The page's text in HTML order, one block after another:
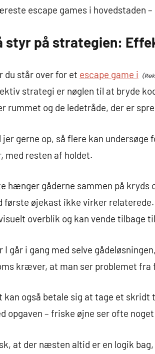
escape games i hovedstaden
styr på strategien:
du står over for et escape game i
strategi er nøglen til at bryde
rummet og de ledetråde, der er
jer gerne op, så flere kan
med resten af holdet.
hænger gåderne sammen på
første øjekast ikke virker
overblik og kan vende tilbage
I går i gang med selve
kræver, at man ser problemet
kan også betale sig at tage et
opgaven – friske øjne ser ofte
at der næsten altid er en logik